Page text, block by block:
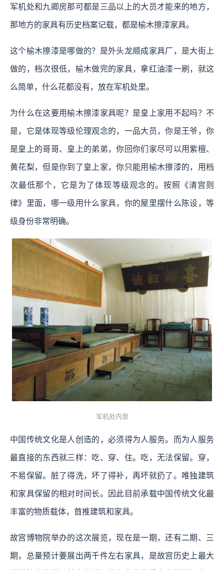
军机处和九卿房那可都是三品以上的大员才能来的地方，
那地方的家具有历史档案记载，都是榆木擦漆家具。
这个榆木擦漆是哪做的？是外头龙顺成家具厂，是大街上
做的，档次很低，榆木做完的家具，拿红油漆一刷，就这
么简单，什么花都没有，放在军机处里。
为什么在这要用榆木擦漆家具呢？是皇上家用不起吗？不
是，它是体现等级伦理观念的，一品大员，你是王爷，你
是皇上的哥哥、皇上的弟弟，你回你们家尽可以用紫檀、
黄花梨，但是你到了皇上家，你只能用榆木擦漆的，用档
次最低那个，它是为了体现等级观念的。按照《清宫则
律》里面，哪一级用什么家具，你的屋里摆什么陈设，等
级身份非常明确。
军机处内景
中国传统文化是人创造的，必须得为人服务。而为人服务
最直接的东西就三样：吃、穿、住。吃，无法保留。穿，
不易保留。脏了得洗，坏了得补，再坏就扔了。唯独建筑
和家具保留的相对时间长。因此目前承载中国传统文化最
丰富的物质载体，首推建筑和家具。
故宫博物院举办的这次展览，现在是一期，还有二期、三
期，总量预计要展出两千件左右家具，是故宫历史上最大